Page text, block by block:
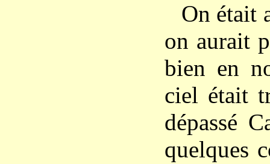
On était
on aurait
bien en
ciel était
dépassé
quelques